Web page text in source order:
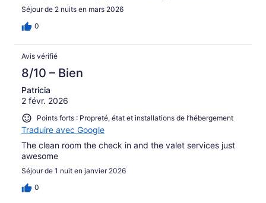
Séjour de 2 nuits en mars 2026
0
Avis vérifié
8/10 – Bien
Patricia
2 févr. 2026
Points forts : Propreté, état et installations de l’hébergement
Traduire avec Google
The clean room the check in and the valet services just
awesome
Séjour de 1 nuit en janvier 2026
0